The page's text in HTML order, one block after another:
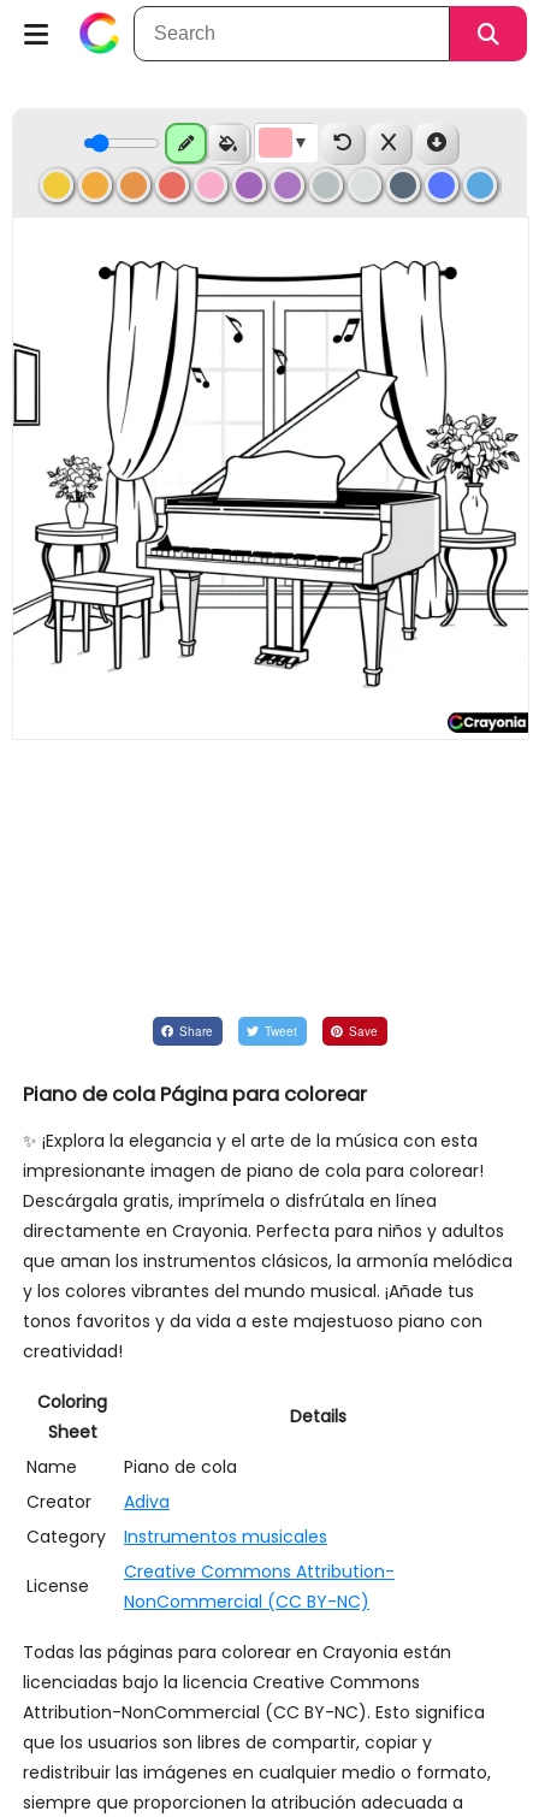
Share Tweet Save
Piano de cola Página para colorear
✨ ¡Explora la elegancia y el arte de la música con esta
impresionante imagen de piano de cola para colorear!
Descárgala gratis, imprímela o disfrútala en línea
directamente en Crayonia. Perfecta para niños y adultos
que aman los instrumentos clásicos, la armonía melódica
y los colores vibrantes del mundo musical. ¡Añade tus
tonos favoritos y da vida a este majestuoso piano con
creatividad!
Coloring
Sheet
Details
Name
Piano de cola
Creator
Adiva
Category
Instrumentos musicales
License
Creative Commons Attribution-
NonCommercial (CC BY-NC)
Todas las páginas para colorear en Crayonia están
licenciadas bajo la licencia Creative Commons
Attribution-NonCommercial (CC BY-NC). Esto significa
que los usuarios son libres de compartir, copiar y
redistribuir las imágenes en cualquier medio o formato,
siempre que proporcionen la atribución adecuada a